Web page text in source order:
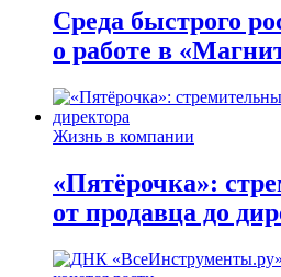
Среда быстрого
о работе в
Жизнь в компании
«Пятёрочка»:
от продавца до